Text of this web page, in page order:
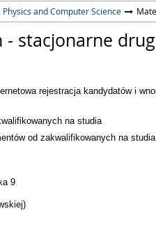
and Computer Science
stacjonarne
rejestracja kandydatów i
na studia
od zakwalifikowanych na studia
9